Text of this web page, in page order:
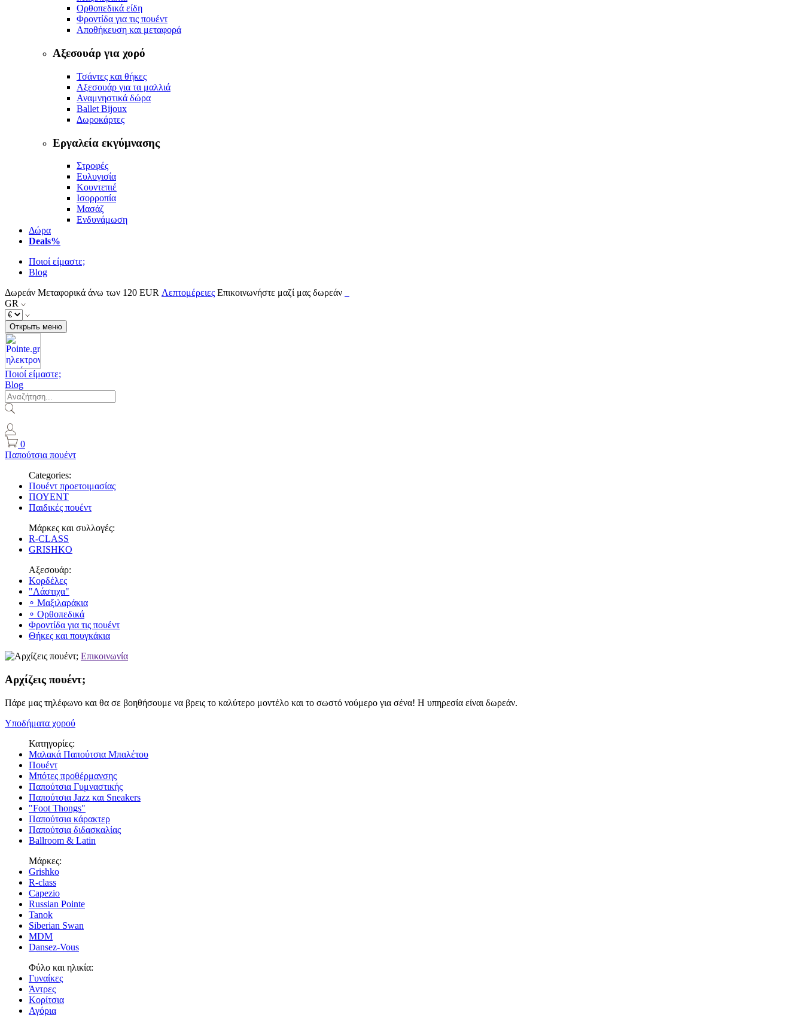
Ορθοπεδικά είδη
Φροντίδα για τις πουέντ
Αποθήκευση και μεταφορά
Αξεσουάρ για χορό
Τσάντες και θήκες
Αξεσουάρ για τα μαλλιά
Αναμνηστικά δώρα
Ballet Bijoux
Δωροκάρτες
Εργαλεία εκγύμνασης
Στροφές
Ευλυγισία
Κουντεπιέ
Ισορροπία
Μασάζ
Ενδυνάμωση
Δώρα
Deals%
Ποιοί είμαστε;
Blog
Δωρεάν Μεταφορικά άνω των 120 EUR Λεπτομέρειες Επικοινωνήστε μαζί μας δωρεάν
GR
Открыть меню
Ποιοί είμαστε;
Blog
0
Παπούτσια πουέντ
Categories:
Πουέντ προετοιμασίας
ΠΟΥΕΝΤ
Παιδικές πουέντ
Μάρκες και συλλογές:
R-CLASS
GRISHKO
Αξεσουάρ:
Κορδέλες
"Λάστιχα"
∘ Μαξιλαράκια
∘ Ορθοπεδικά
Φροντίδα για τις πουέντ
Θήκες και πουγκάκια
Επικοινωνία
Αρχίζεις πουέντ;
Πάρε μας τηλέφωνο και θα σε βοηθήσουμε να βρεις το καλύτερο μοντέλο και το σωστό νούμερο για σένα! Η υπηρεσία είναι δωρεάν.
Υποδήματα χορού
Κατηγορίες:
Μαλακά Παπούτσια Μπαλέτου
Πουέντ
Μπότες προθέρμανσης
Παπούτσια Γυμναστικής
Παπούτσια Jazz και Sneakers
"Foot Thongs"
Παπούτσια κάρακτερ
Παπούτσια διδασκαλίας
Ballroom & Latin
Μάρκες:
Grishko
R-class
Capezio
Russian Pointe
Tanok
Siberian Swan
MDM
Dansez-Vous
Φύλο και ηλικία:
Γυναίκες
Άντρες
Κορίτσια
Αγόρια